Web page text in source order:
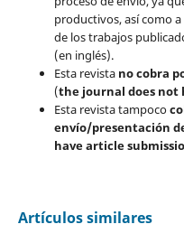
productivos, así como
de los trabajos
(en inglés).
Esta revista no cobra
(the journal does not
Esta revista tampoco
envío/presentación
have article
Artículos similares